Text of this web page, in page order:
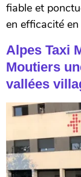
fiable et
en efficacité
Alpes Taxi
Moutiers
vallées